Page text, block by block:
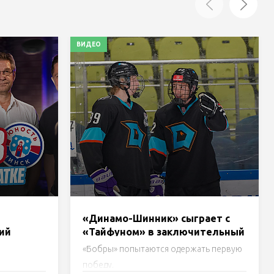
ВИДЕО
«Динамо-Шинник» сыграет с
«Тайфуном» в заключительный
день турнира в Бобруйске.
Трансляция
«Бобры» попытаются одержать первую
победу.